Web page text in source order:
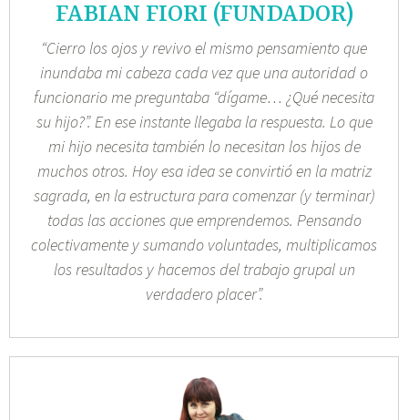
FABIAN FIORI (FUNDADOR)
“Cierro los ojos y revivo el mismo pensamiento que
inundaba mi cabeza cada vez que una autoridad o
funcionario me preguntaba “dígame… ¿Qué necesita
su hijo?”. En ese instante llegaba la respuesta. Lo que
mi hijo necesita también lo necesitan los hijos de
muchos otros. Hoy esa idea se convirtió en la matriz
sagrada, en la estructura para comenzar (y terminar)
todas las acciones que emprendemos. Pensando
colectivamente y sumando voluntades, multiplicamos
los resultados y hacemos del trabajo grupal un
verdadero placer”.